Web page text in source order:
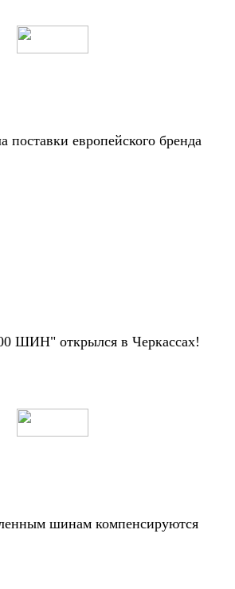
европейского бренда
ШИН" открылся в Черкассах!
шинам компенсируются